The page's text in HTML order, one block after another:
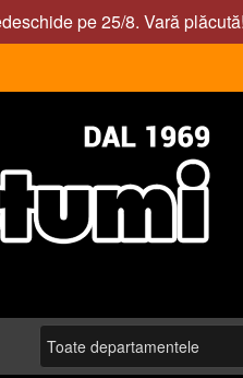
pe 25/8. Vară plăcută!